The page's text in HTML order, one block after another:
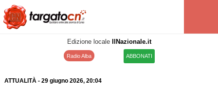
Edizione locale IlNazionale.it
Radio Alba ABBONATI
ATTUALITÀ- 29 giugno 2026, 20:04